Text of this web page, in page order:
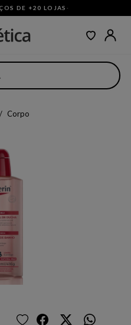
DE +20 LOJAS ·
Corpo